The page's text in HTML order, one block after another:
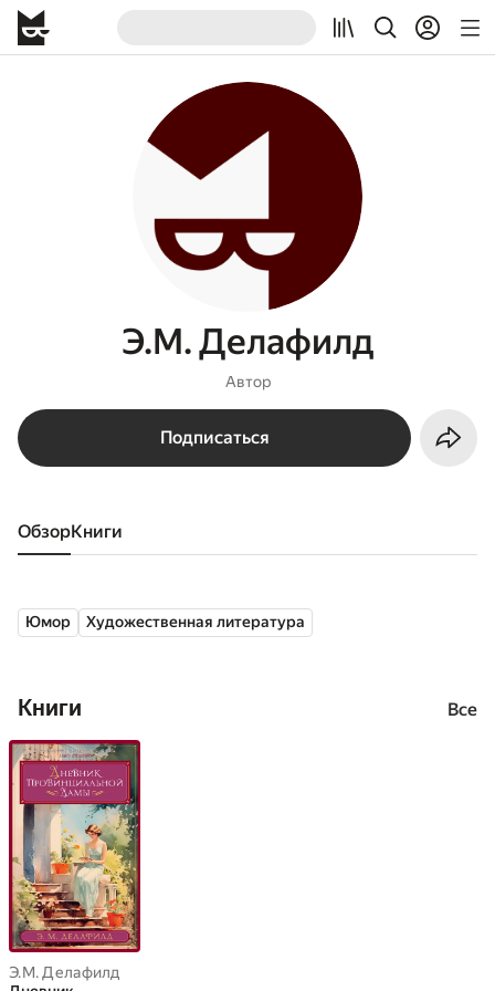
Э.М. Делафилд
Автор
Подписаться
Обзор книги
Юмор Художественная литература
Книги Все
Э.М. Делафилд